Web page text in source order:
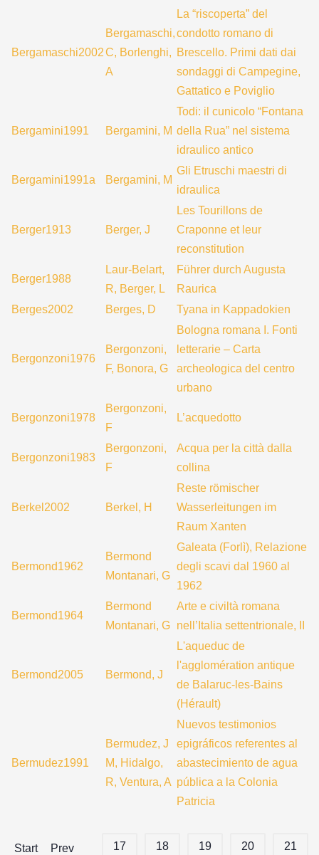
Bergamaschi2002
Bergamaschi,
C, Borlenghi,
A
La “riscoperta” del
condotto romano di
Brescello. Primi dati dai
sondaggi di Campegine,
Gattatico e Poviglio
Bergamini1991 Bergamini, M
Todi: il cunicolo “Fontana
della Rua” nel sistema
idraulico antico
Bergamini1991a Bergamini, M
Gli Etruschi maestri di
idraulica
Berger1913 Berger, J
Les Tourillons de
Craponne et leur
reconstitution
Berger1988
Laur-Belart,
R, Berger, L
Führer durch Augusta
Raurica
Berges2002
Berges, D Tyana in Kappadokien
Bergonzoni1976
Bergonzoni,
F, Bonora, G
Bologna romana I. Fonti
letterarie – Carta
archeologica del centro
urbano
Bergonzoni1978
Bergonzoni,
F
L’acquedotto
Bergonzoni1983
Bergonzoni,
F
Acqua per la città dalla
collina
Berkel2002 Berkel, H
Reste römischer
Wasserleitungen im
Raum Xanten
Bermond1962
Bermond
Montanari, G
Galeata (Forlì), Relazione
degli scavi dal 1960 al
1962
Bermond1964
Bermond
Montanari, G
Arte e civiltà romana
nell’Italia settentrionale, II
Bermond2005 Bermond, J
L'aqueduc de
l'agglomération antique
de Balaruc-les-Bains
(Hérault)
Bermudez1991
Bermudez, J
M, Hidalgo,
R, Ventura, A
Nuevos testimonios
epigráficos referentes al
abastecimiento de agua
pública a la Colonia
Patricia
Start Prev 17 18 19 20 21